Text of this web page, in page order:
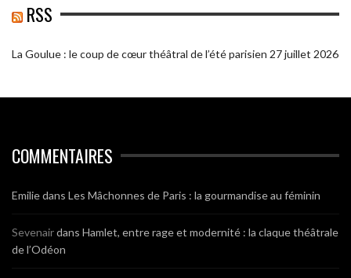
RSS
La Goulue : le coup de cœur théâtral de l’été parisien 27 juillet 2026
COMMENTAIRES
Emiliedans Les Mâchonnes de Paris : la gourmandise au féminin
Sevenairdans Hamlet, entre rage et modernité : la claque théâtrale
de l’Odéon